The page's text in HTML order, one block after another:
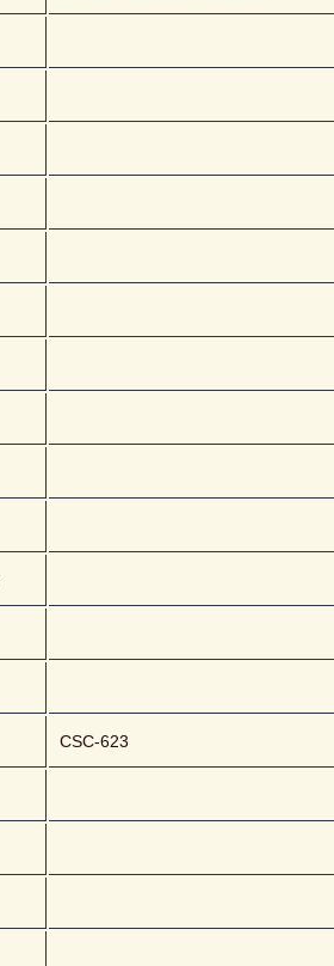
CSC-623